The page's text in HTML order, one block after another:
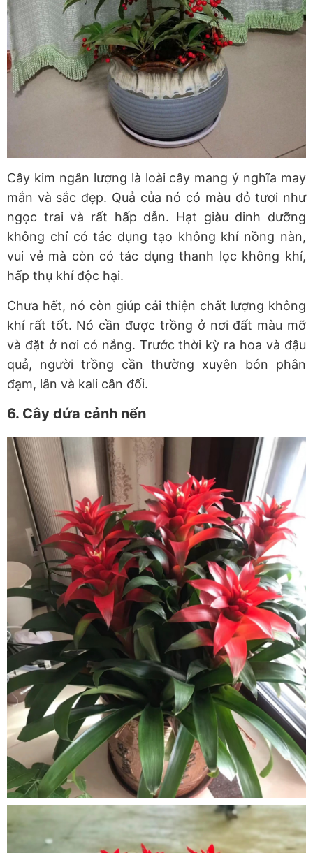
Cây kim ngân lượng là loài cây mang ý nghĩa may
mắn và sắc đẹp. Quả của nó có màu đỏ tươi như
ngọc trai và rất hấp dẫn. Hạt giàu dinh dưỡng
không chỉ có tác dụng tạo không khí nồng nàn,
vui vẻ mà còn có tác dụng thanh lọc không khí,
hấp thụ khí độc hại.
Chưa hết, nó còn giúp cải thiện chất lượng không
khí rất tốt. Nó cần được trồng ở nơi đất màu mỡ
và đặt ở nơi có nắng. Trước thời kỳ ra hoa và đậu
quả, người trồng cần thường xuyên bón phân
đạm, lân và kali cân đối.
6. Cây dứa cảnh nến